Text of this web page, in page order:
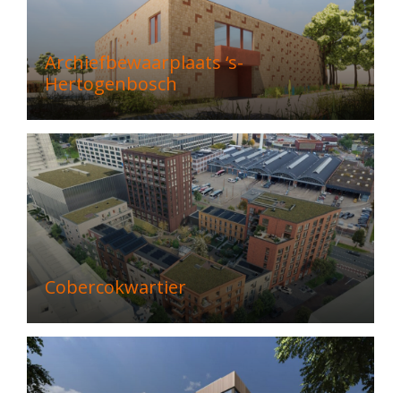
Archiefbewaarplaats ‘s-
Hertogenbosch
Cobercokwartier